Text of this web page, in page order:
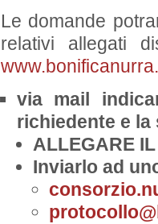
Le domande
relativi allegati
via mail
richiedente e la
ALLEGARE
Inviarlo ad